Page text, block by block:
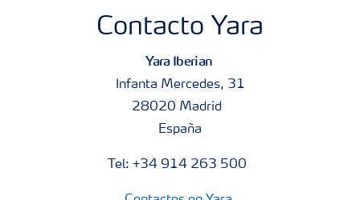
Contacto Yara
Yara Iberian
Infanta Mercedes, 31
28020 Madrid
España
Tel: +34 914 263 500